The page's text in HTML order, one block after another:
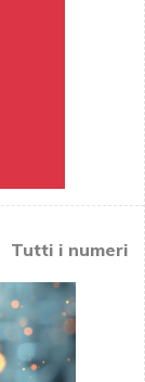
Tutti i numeri